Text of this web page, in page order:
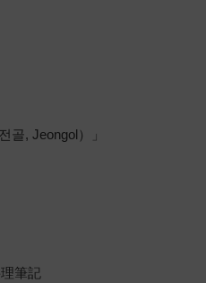
골, Jeongol）」
筆記